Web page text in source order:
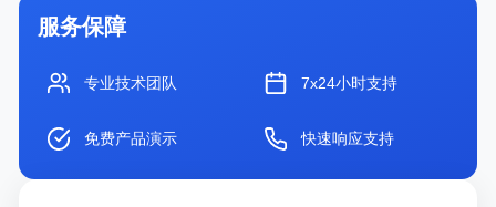
服务保障
专业技术团队 7x24小时支持
免费产品演示 快速响应支持